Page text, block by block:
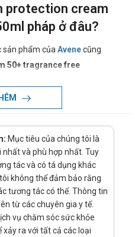
protection cream
pháp ở đâu?
sản phẩm của Avenecũng
50+ tragrance free
hàng với khách lẻ theo
chiều: 14h30-15h30
santhuoc.net
để được gặp dược sĩ đại
nhất
Mục tiêu của chúng tôi là
và phù hợp nhất. Tuy
tác và có tá dụng khác
không thể đảm bảo rằng
tương tác có thể. Thông tin
từ các chuyên gia y tế.
vụ chăm sóc sức khỏe
ra với tất cả các loại